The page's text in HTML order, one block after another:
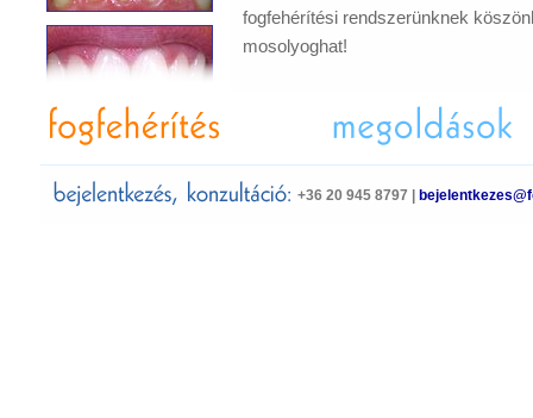
fogfehérítési rendszerünknek
mosolyoghat!
+36 20 945 8797 |